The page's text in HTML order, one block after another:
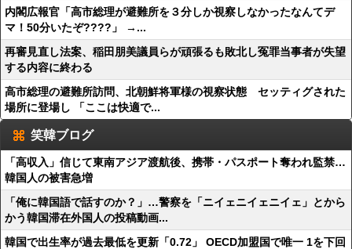
内閣広報官「高市総理が避難所を３分しか視察しなかったなんてデ
マ！50分いたぞ????」 →...
再審見直し法案、稲田朋美議員らが頑張るも敗北し冤罪当事者が失望
する内容に終わる
高市総理の避難所訪問、北朝鮮将軍様の視察状態 セッティグされた
場所に登場し 「ここは快適で...
笑韓ブログ
「高収入」信じて東南アジア渡航後、携帯・パスポート奪われ監禁…
韓国人の被害急増
「俺に韓国語で話すのか？」…警察を「ニイェニイェニイェ」とから
かう韓国滞在外国人の投稿動画...
韓国で出生率が過去最低を更新「0.72」 OECD加盟国で唯一 1を下回